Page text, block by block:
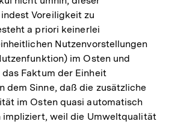
Voreiligkeit zu
a priori keinerlei
Nutzenvorstellungen
im Osten und
Faktum der Einheit
dem Sinne, daß die zusätzliche
im Osten quasi automatisch
impliziert, weil die Umweltqualität